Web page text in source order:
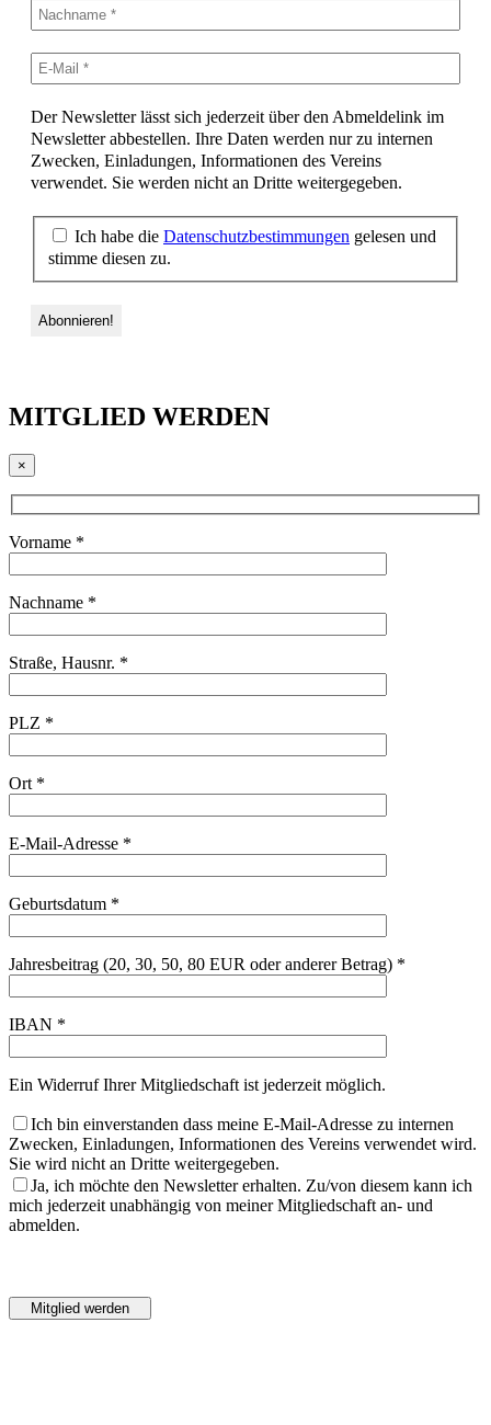
Der Newsletter lässt sich jederzeit über den Abmeldelink im
Newsletter abbestellen. Ihre Daten werden nur zu internen
Zwecken, Einladungen, Informationen des Vereins
verwendet. Sie werden nicht an Dritte weitergegeben.
Ich habe die Datenschutzbestimmungen gelesen und
stimme diesen zu.
MITGLIED WERDEN
×
Vorname *
Nachname *
Straße, Hausnr. *
PLZ *
Ort *
E-Mail-Adresse *
Geburtsdatum *
Jahresbeitrag (20, 30, 50, 80 EUR oder anderer Betrag) *
IBAN *
Ein Widerruf Ihrer Mitgliedschaft ist jederzeit möglich.
Ich bin einverstanden dass meine E-Mail-Adresse zu internen
Zwecken, Einladungen, Informationen des Vereins verwendet wird.
Sie wird nicht an Dritte weitergegeben.
Ja, ich möchte den Newsletter erhalten. Zu/von diesem kann ich
mich jederzeit unabhängig von meiner Mitgliedschaft an- und
abmelden.
dieses
Feld
lasse
dieses